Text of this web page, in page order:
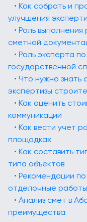
• Как собрать и
улучшения
• Роль
сметной
• Роль эксперта
государственной
• Что нужно знать
экспертизы
• Как оценить
коммуникаций
• Как вести учет
площадках
• Как составить
типа объектов
• Рекомендации
отделочные работы
• Анализ смет в
преимущества